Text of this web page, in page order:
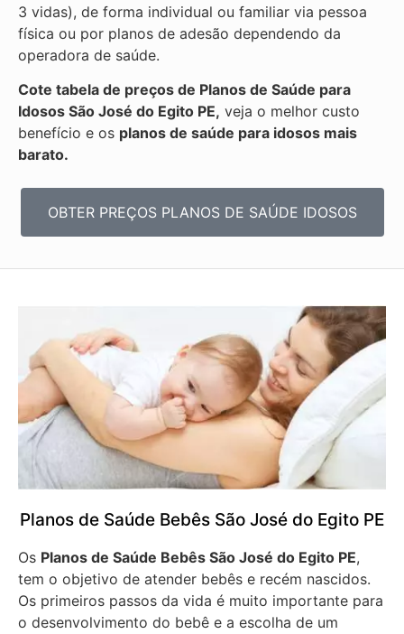
3 vidas), de forma individual ou familiar via pessoa
física ou por planos de adesão dependendo da
operadora de saúde.
Cote tabela de preços de Planos de Saúde para
Idosos São José do Egito PE, veja o melhor custo
benefício e os planos de saúde para idosos mais
barato.
OBTER PREÇOS PLANOS DE SAÚDE IDOSOS
Planos de Saúde Bebês São José do Egito PE
Os Planos de Saúde Bebês São José do Egito PE,
tem o objetivo de atender bebês e recém nascidos.
Os primeiros passos da vida é muito importante para
o desenvolvimento do bebê e a escolha de um